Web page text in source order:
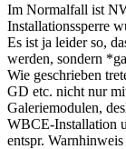
Im Normalfall ist
Installationssperre
Es ist ja leider so,
werden, sondern
Wie geschrieben
GD etc. nicht nur
Galeriemodulen,
WBCE-Installation
entspr. Warnhinweis